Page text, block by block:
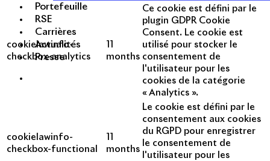
Portefeuille
RSE
Carrières
Actualités
Presse
cookielawinfo-
checkbox-analytics
months
Ce cookie est défini par le
plugin GDPR Cookie
Consent. Le cookie est
utilisé pour stocker le
consentement de
l'utilisateur pour les
cookies de la catégorie
« Analytics ».
cookielawinfo-
checkbox-functional
months
Le cookie est défini par le
consentement aux cookies
du RGPD pour enregistrer
le consentement de
l'utilisateur pour les